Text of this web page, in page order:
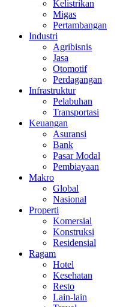
Kelistrikan
Migas
Pertambangan
Industri
Agribisnis
Jasa
Otomotif
Perdagangan
Infrastruktur
Pelabuhan
Transportasi
Keuangan
Asuransi
Bank
Pasar Modal
Pembiayaan
Makro
Global
Nasional
Properti
Komersial
Konstruksi
Residensial
Ragam
Hotel
Kesehatan
Resto
Lain-lain